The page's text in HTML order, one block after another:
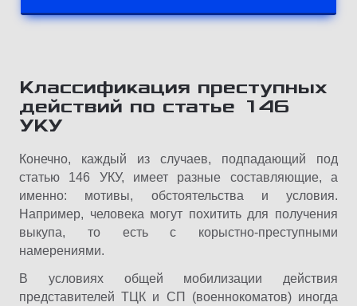
Классификация преступных
действий по статье 146
УКУ
Конечно, каждый из случаев, подпадающий под
статью 146 УКУ, имеет разные составляющие, а
именно: мотивы, обстоятельства и условия.
Например, человека могут похитить для получения
выкупа, то есть с корыстно-преступными
намерениями.
В условиях общей мобилизации действия
представителей ТЦК и СП (военнокоматов) иногда